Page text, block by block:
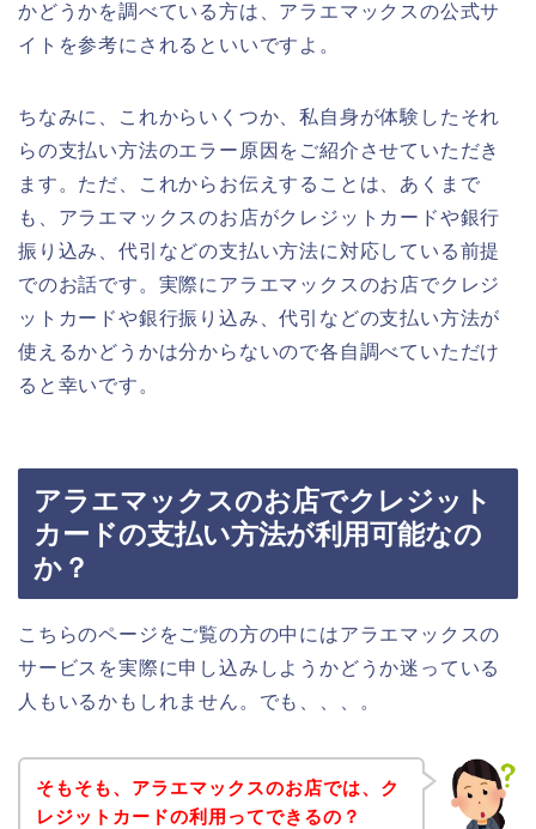
かどうかを調べている方は、アラエマックスの公式サ
イトを参考にされるといいですよ。
ちなみに、これからいくつか、私自身が体験したそれ
らの支払い方法のエラー原因をご紹介させていただき
ます。ただ、これからお伝えすることは、あくまで
も、アラエマックスのお店がクレジットカードや銀行
振り込み、代引などの支払い方法に対応している前提
でのお話です。実際にアラエマックスのお店でクレジ
ットカードや銀行振り込み、代引などの支払い方法が
使えるかどうかは分からないので各自調べていただけ
ると幸いです。
アラエマックスのお店でクレジット
カードの支払い方法が利用可能なの
か？
こちらのページをご覧の方の中にはアラエマックスの
サービスを実際に申し込みしようかどうか迷っている
人もいるかもしれません。でも、、、。
そもそも、アラエマックスのお店では、ク
レジットカードの利用ってできるの？